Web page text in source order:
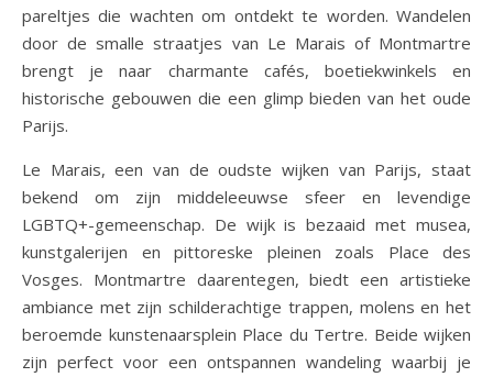
pareltjes die wachten om ontdekt te worden. Wandelen
door de smalle straatjes van Le Marais of Montmartre
brengt je naar charmante cafés, boetiekwinkels en
historische gebouwen die een glimp bieden van het oude
Parijs.
Le Marais, een van de oudste wijken van Parijs, staat
bekend om zijn middeleeuwse sfeer en levendige
LGBTQ+-gemeenschap. De wijk is bezaaid met musea,
kunstgalerijen en pittoreske pleinen zoals Place des
Vosges. Montmartre daarentegen, biedt een artistieke
ambiance met zijn schilderachtige trappen, molens en het
beroemde kunstenaarsplein Place du Tertre. Beide wijken
zijn perfect voor een ontspannen wandeling waarbij je